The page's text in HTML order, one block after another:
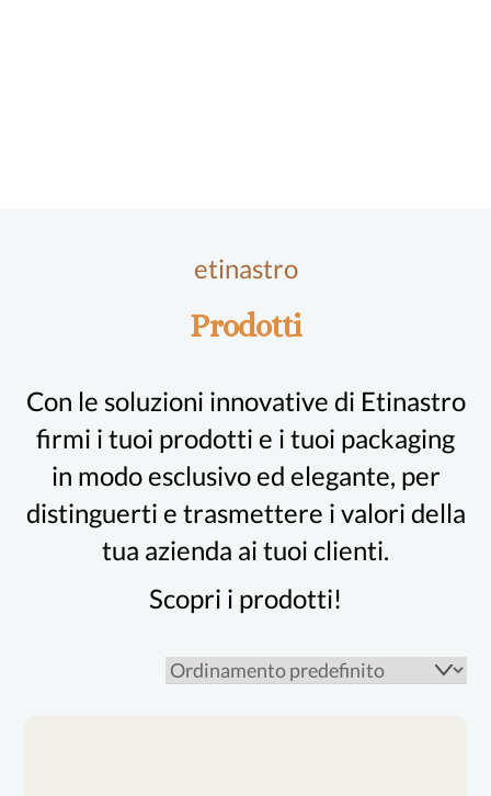
etinastro
Prodotti
Con le soluzioni innovative di Etinastro
firmi i tuoi prodotti e i tuoi packaging
in modo esclusivo ed elegante, per
distinguerti e trasmettere i valori della
tua azienda ai tuoi clienti.
Scopri i prodotti!